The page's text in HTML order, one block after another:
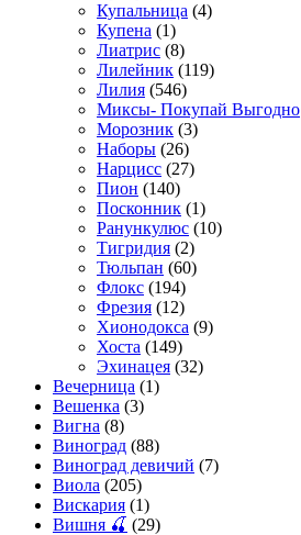
Купальница (4)
Купена (1)
Лиатрис (8)
Лилейник (119)
Лилия (546)
Миксы- Покупай Выгодно
Морозник (3)
Наборы (26)
Нарцисс (27)
Пион (140)
Посконник (1)
Ранункулюс (10)
Тигридия (2)
Тюльпан (60)
Флокс (194)
Фрезия (12)
Хионодокса (9)
Хоста (149)
Эхинацея (32)
Вечерница (1)
Вешенка (3)
Вигна (8)
Виноград (88)
Виноград девичий (7)
Виола (205)
Вискария (1)
Вишня 🍒 (29)